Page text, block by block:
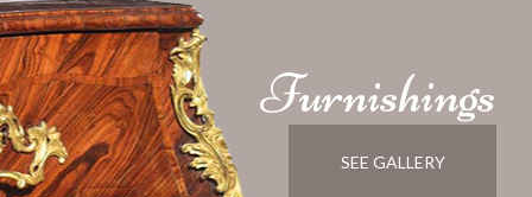
Furnishings
SEE GALLERY